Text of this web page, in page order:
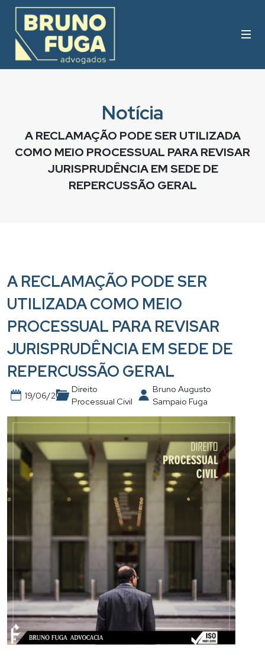
Notícia
A RECLAMAÇÃO PODE SER UTILIZADA
COMO MEIO PROCESSUAL PARA REVISAR
JURISPRUDÊNCIA EM SEDE DE
REPERCUSSÃO GERAL
A RECLAMAÇÃO PODE SER
UTILIZADA COMO MEIO
PROCESSUAL PARA REVISAR
JURISPRUDÊNCIA EM SEDE DE
REPERCUSSÃO GERAL
19/06/2019
Direito
Processual Civil
Bruno Augusto
Sampaio Fuga